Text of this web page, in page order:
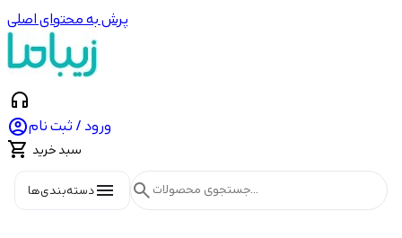
پرش به محتوای اصلی
headphones
ورود / ثبت نام
 سبد خرید
menuدسته‌بندی‌ها search